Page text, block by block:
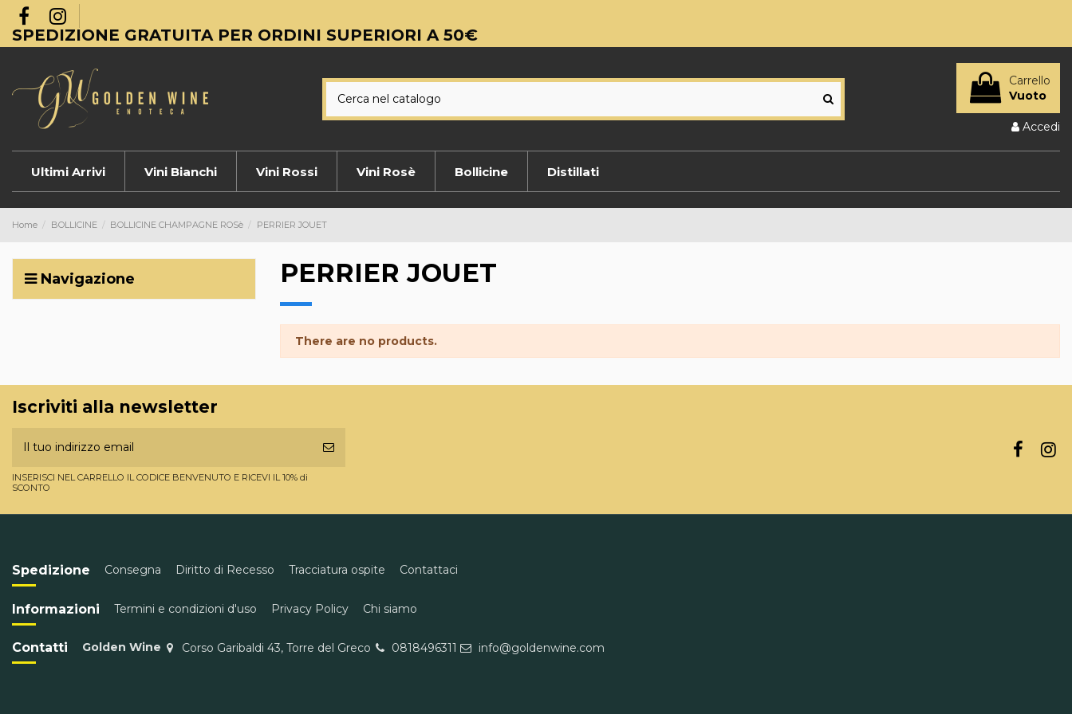
SPEDIZIONE GRATUITA PER ORDINI SUPERIORI A 50€
Carrello
Vuoto
Accedi
Ultimi Arrivi Vini Bianchi Vini Rossi Vini Rosè Bollicine Distillati
Home BOLLICINE BOLLICINE CHAMPAGNE ROSè PERRIER JOUET
PERRIER JOUET
There are no products.
Navigazione
Iscriviti alla newsletter
INSERISCI NEL CARRELLO IL CODICE BENVENUTO E RICEVI IL 10% di
SCONTO
Spedizione Consegna Diritto di Recesso Tracciatura ospite Contattaci
Informazioni Termini e condizioni d'uso Privacy Policy Chi siamo
Contatti Golden Wine Corso Garibaldi 43, Torre del Greco 0818496311 info@goldenwine.com